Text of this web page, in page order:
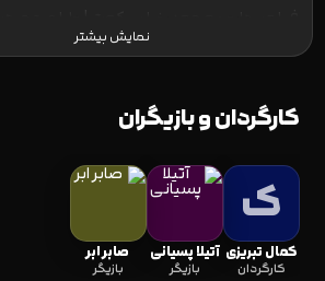
مجيد اسكندري | صدابردار هم‌ زمان: بهمن
صحنه : پانته‌آ پناهي‌ ها | عكاس: زهرا مصفا
نمایش بیشتر
کارگردان و بازیگران
ک
کمال تبریزی
کارگردان
آتیلا پسیانی
بازیگر
صابر ابر
بازیگر